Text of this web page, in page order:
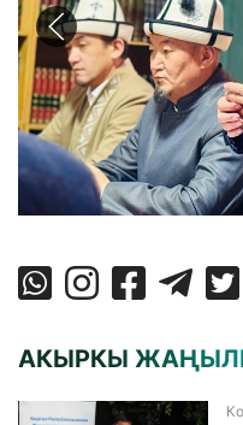
АКЫРКЫ